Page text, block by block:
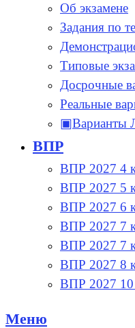
Об экзамене
Задания по
Типовые
Досрочные
Реальные
▣Варианты
ВПР
ВПР 2027 4
ВПР 2027 5
ВПР 2027 6
ВПР 2027 7
ВПР 2027 7
ВПР 2027 8
ВПР 2027 10
Меню